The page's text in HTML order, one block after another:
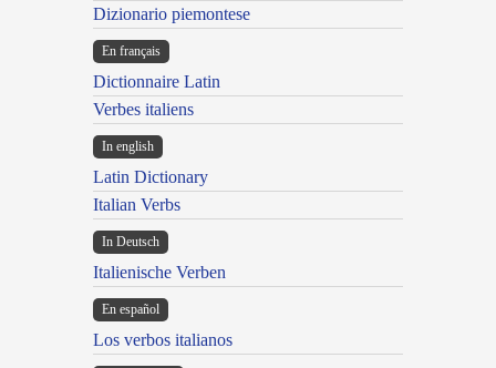
Dizionario piemontese
En français
Dictionnaire Latin
Verbes italiens
In english
Latin Dictionary
Italian Verbs
In Deutsch
Italienische Verben
En español
Los verbos italianos